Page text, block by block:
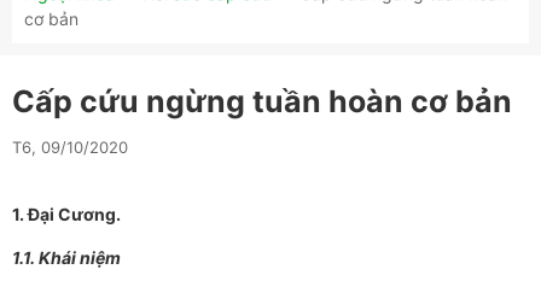
cơ bản
Cấp cứu ngừng tuần hoàn cơ bản
T6, 09/10/2020
1. Đại Cương.
1.1. Khái niệm